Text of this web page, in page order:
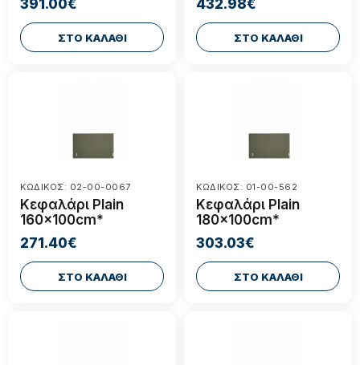
391.00€
ΣΤΟ ΚΑΛΑΘΙ
432.98€
ΣΤΟ ΚΑΛΑΘΙ
ΚΩΔΙΚΟΣ: 02-00-0067
Κεφαλάρι Plain
160x100cm*
271.40€
ΣΤΟ ΚΑΛΑΘΙ
ΚΩΔΙΚΟΣ: 01-00-562
Κεφαλάρι Plain
180x100cm*
303.03€
ΣΤΟ ΚΑΛΑΘΙ